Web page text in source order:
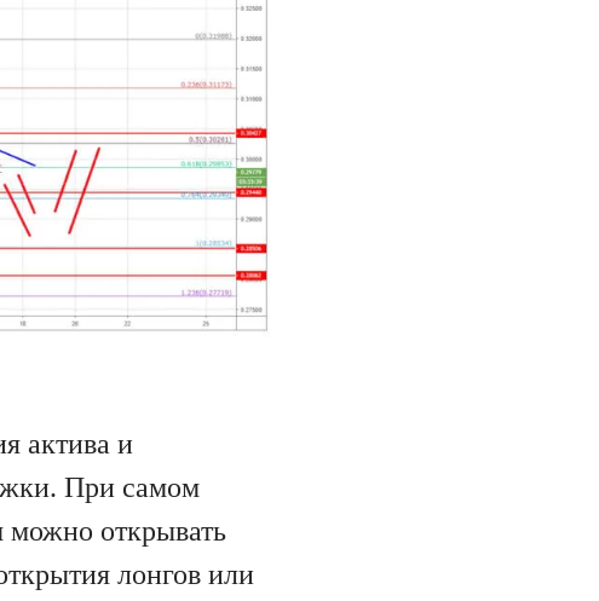
актива и
При самом
можно открывать
лонгов или